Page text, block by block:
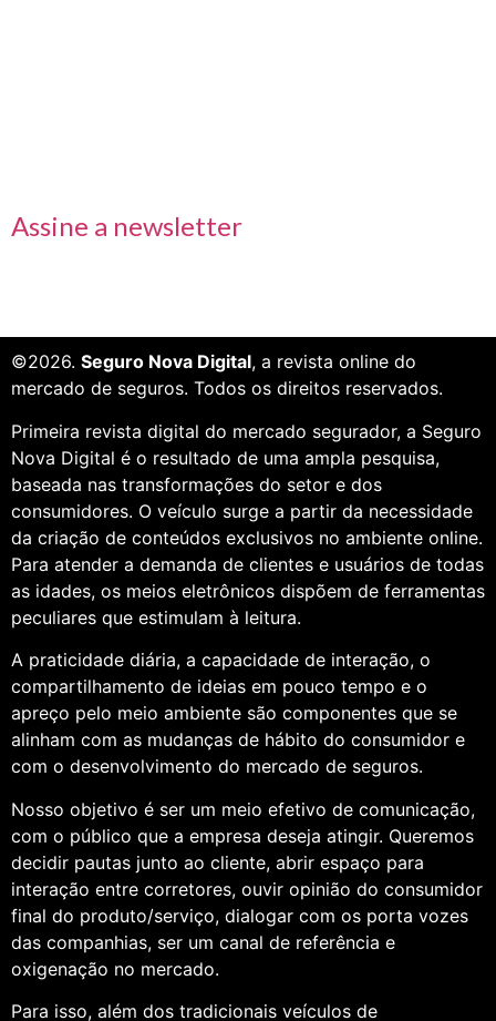
Assine a newsletter
©2026. Seguro Nova Digital, a revista online do
mercado de seguros. Todos os direitos reservados.
Primeira revista digital do mercado segurador, a Seguro
Nova Digital é o resultado de uma ampla pesquisa,
baseada nas transformações do setor e dos
consumidores. O veículo surge a partir da necessidade
da criação de conteúdos exclusivos no ambiente online.
Para atender a demanda de clientes e usuários de todas
as idades, os meios eletrônicos dispõem de ferramentas
peculiares que estimulam à leitura.
A praticidade diária, a capacidade de interação, o
compartilhamento de ideias em pouco tempo e o
apreço pelo meio ambiente são componentes que se
alinham com as mudanças de hábito do consumidor e
com o desenvolvimento do mercado de seguros.
Nosso objetivo é ser um meio efetivo de comunicação,
com o público que a empresa deseja atingir. Queremos
decidir pautas junto ao cliente, abrir espaço para
interação entre corretores, ouvir opinião do consumidor
final do produto/serviço, dialogar com os porta vozes
das companhias, ser um canal de referência e
oxigenação no mercado.
Para isso, além dos tradicionais veículos de